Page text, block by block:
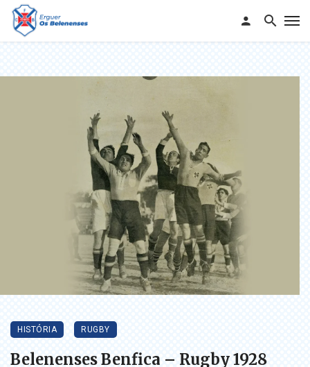
HISTÓRIA RUGBY
Belenenses Benfica – Rugby 1928